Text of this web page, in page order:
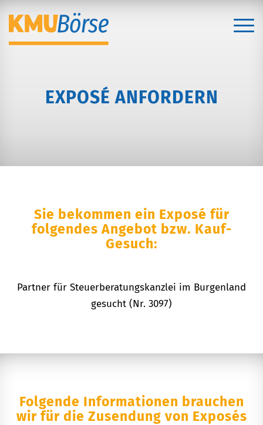
EXPOSÉ ANFORDERN
Sie bekommen ein Exposé für
folgendes Angebot bzw. Kauf-
Gesuch:
Partner für Steuerberatungskanzlei im Burgenland
gesucht (Nr. 3097)
Folgende Informationen brauchen
wir für die Zusendung von Exposés